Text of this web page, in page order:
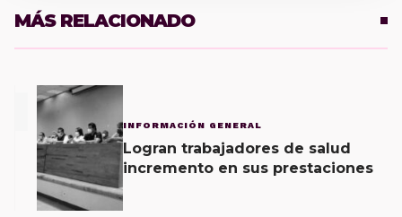
MÁS RELACIONADO
INFORMACIÓN GENERAL
Logran trabajadores de salud
incremento en sus prestaciones